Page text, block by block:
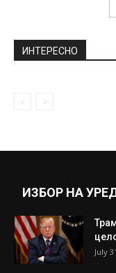
ИНТЕРЕСНО
ИЗБОР НА
July